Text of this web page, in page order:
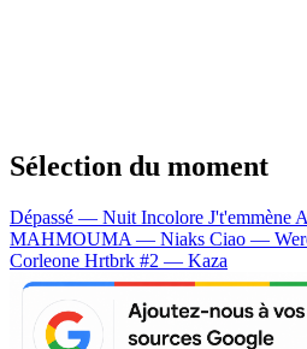
Sélection du moment
Dépassé — Nuit Incolore J't'emmène
MAHMOUMA — Niaks Ciao —
Corleone Hrtbrk #2 — Kaza